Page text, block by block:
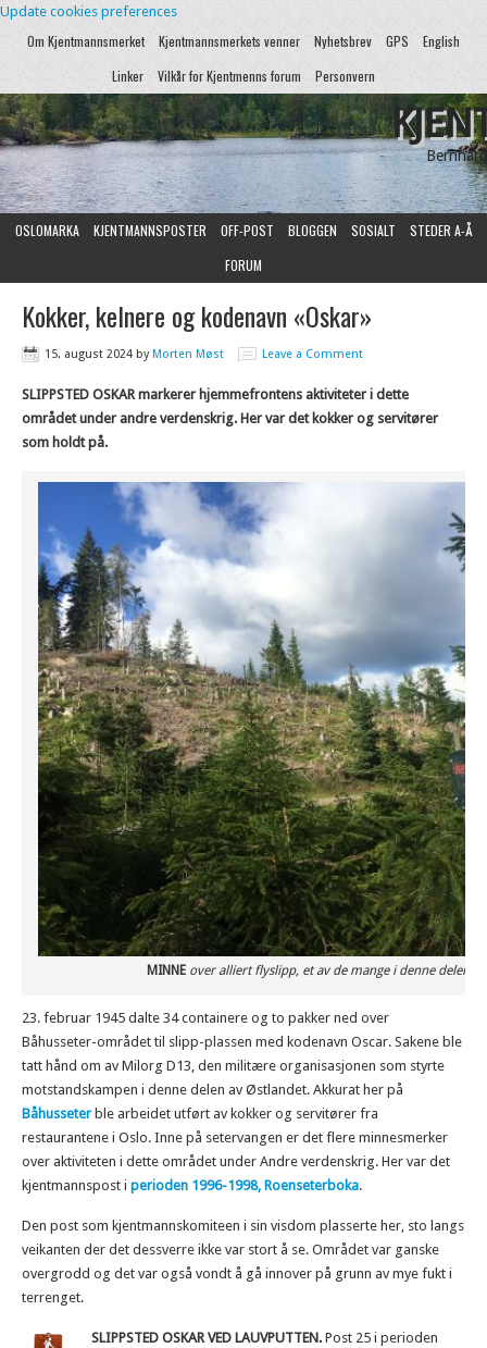
Update cookies preferences
Om Kjentmannsmerket Kjentmannsmerkets venner Nyhetsbrev GPS
English
Linker
Vilkår for Kjentmenns forum Personvern
OSLOMARKA KJENTMANNSPOSTER OFF-POST BLOGGEN SOSIALT
STEDER A-Å
FORUM
Kokker, kelnere og kodenavn «Oskar»
15. august 2024 byMorten Møst Leave a Comment
SLIPPSTED OSKAR markerer hjemmefrontens aktiviteter i dette
området under andre verdenskrig. Her var det kokker og servitører
som holdt på.
MINNE over alliert flyslipp, et av de mange i denne delen
23. februar 1945 dalte 34 containere og to pakker ned over
Båhusseter-området til slipp-plassen med kodenavn Oscar. Sakene ble
tatt hånd om av Milorg D13, den militære organisasjonen som styrte
motstandskampen i denne delen av Østlandet. Akkurat her på
Båhusseter ble arbeidet utført av kokker og servitører fra
restaurantene i Oslo. Inne på setervangen er det flere minnesmerker
over aktiviteten i dette området under Andre verdenskrig. Her var det
kjentmannspost i perioden 1996-1998, Roenseterboka.
Den post som kjentmannskomiteen i sin visdom plasserte her, sto langs
veikanten der det dessverre ikke var stort å se. Området var ganske
overgrodd og det var også vondt å gå innover på grunn av mye fukt i
terrenget.
SLIPPSTED OSKAR VED LAUVPUTTEN. Post 25 i perioden